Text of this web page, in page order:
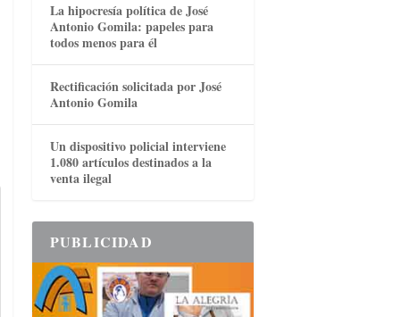
La hipocresía política de José
Antonio Gomila: papeles para
todos menos para él
Rectificación solicitada por José
Antonio Gomila
Un dispositivo policial interviene
1.080 artículos destinados a la
venta ilegal
PUBLICIDAD